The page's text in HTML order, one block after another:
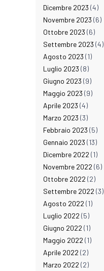
Dicembre 2023 (4)
Novembre 2023 (6)
Ottobre 2023 (6)
Settembre 2023 (4)
Agosto 2023 (1)
Luglio 2023 (8)
Giugno 2023 (9)
Maggio 2023 (9)
Aprile 2023 (4)
Marzo 2023 (3)
Febbraio 2023 (5)
Gennaio 2023 (13)
Dicembre 2022 (1)
Novembre 2022 (6)
Ottobre 2022 (2)
Settembre 2022 (3)
Agosto 2022 (1)
Luglio 2022 (5)
Giugno 2022 (1)
Maggio 2022 (1)
Aprile 2022 (2)
Marzo 2022 (2)